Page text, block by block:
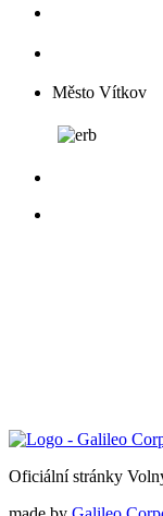
Město Vítkov
Oficiální stránky